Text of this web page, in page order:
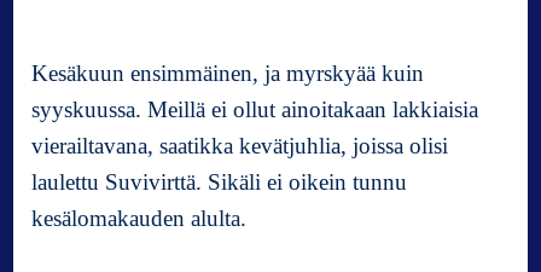
i
i
r
s
Kesäkuun ensimmäinen, ja myrskyää kuin
syyskuussa. Meillä ei ollut ainoitakaan lakkiaisia
vierailtavana, saatikka kevätjuhlia, joissa olisi
laulettu Suvivirttä. Sikäli ei oikein tunnu
kesälomakauden alulta.